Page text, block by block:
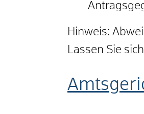
Hinweis:
Lassen Sie